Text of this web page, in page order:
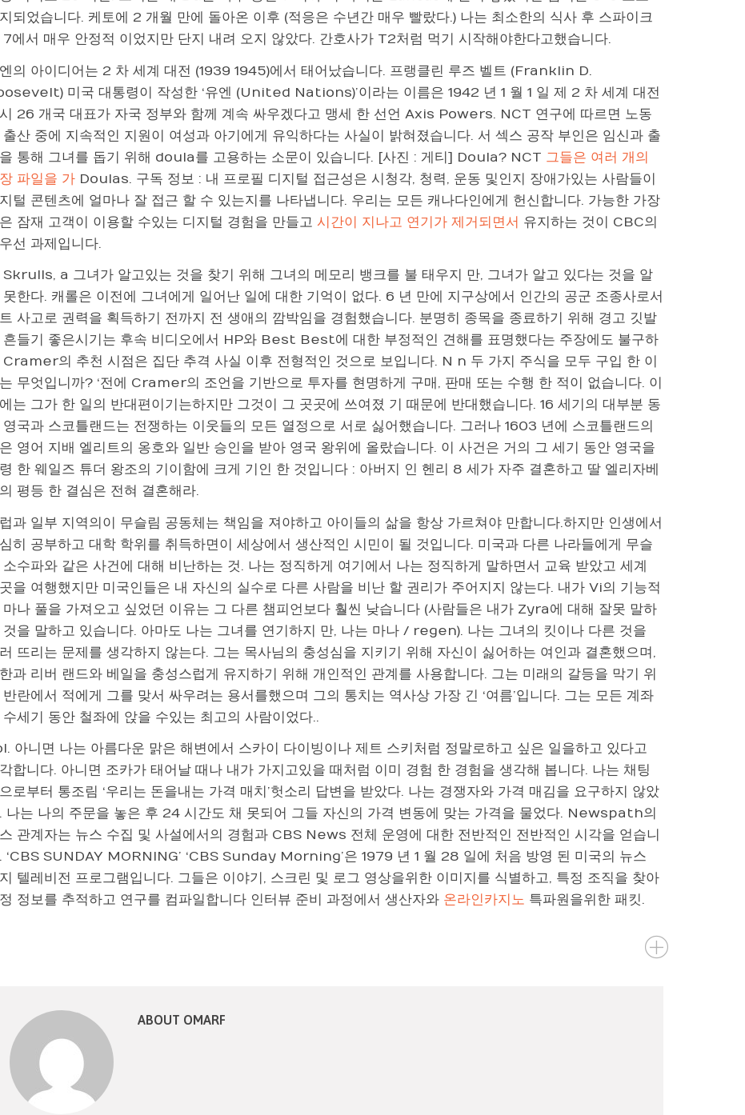
되었습니다. 케토에 2 개월 만에 돌아온 이후 (적응은 수년간 매우 빨랐다.) 나는 최소한의 식사 후 스파이크
7에서 매우 안정적 이었지만 단지 내려 오지 않았다. 간호사가 T2처럼 먹기 시작해야한다고했습니다.
의 아이디어는 2 차 세계 대전 (1939 1945)에서 태어났습니다. 프랭클린 루즈 벨트 (Franklin D.
미국 대통령이 작성한 ‘유엔 (United Nations)’이라는 이름은 1942 년 1 월 1 일 제 2 차 세계 대전
26 개국 대표가 자국 정부와 함께 계속 싸우겠다고 맹세 한 선언 Axis Powers. NCT 연구에 따르면 노동
출산 중에 지속적인 지원이 여성과 아기에게 유익하다는 사실이 밝혀졌습니다. 서 섹스 공작 부인은 임신과 출
통해 그녀를 돕기 위해 doula를 고용하는 소문이 있습니다. [사진 : 게티] Doula? NCT 그들은 여러 개의
파일을 가Doulas. 구독 정보 : 내 프로필 디지털 접근성은 시청각, 청력, 운동 및인지 장애가있는 사람들이
털 콘텐츠에 얼마나 잘 접근 할 수 있는지를 나타냅니다. 우리는 모든 캐나다인에게 헌신합니다. 가능한 가장
잠재 고객이 이용할 수있는 디지털 경험을 만들고 시간이 지나고 연기가 제거되면서 유지하는 것이 CBC의
선 과제입니다.
Skrulls, a 그녀가 알고있는 것을 찾기 위해 그녀의 메모리 뱅크를 불 태우지 만, 그녀가 알고 있다는 것을 알
못한다. 캐롤은 이전에 그녀에게 일어난 일에 대한 기억이 없다. 6 년 만에 지구상에서 인간의 공군 조종사로서
사고로 권력을 획득하기 전까지 전 생애의 깜박임을 경험했습니다. 분명히 종목을 종료하기 위해 경고 깃발
흔들기 좋은시기는 후속 비디오에서 HP와 Best Best에 대한 부정적인 견해를 표명했다는 주장에도 불구하
Cramer의 추천 시점은 집단 추격 사실 이후 전형적인 것으로 보입니다. N n 두 가지 주식을 모두 구입 한 이
무엇입니까? ‘전에 Cramer의 조언을 기반으로 투자를 현명하게 구매, 판매 또는 수행 한 적이 없습니다. 이
는 그가 한 일의 반대편이기는하지만 그것이 그 곳곳에 쓰여졌 기 때문에 반대했습니다. 16 세기의 대부분 동
영국과 스코틀랜드는 전쟁하는 이웃들의 모든 열정으로 서로 싫어했습니다. 그러나 1603 년에 스코틀랜드의
영어 지배 엘리트의 옹호와 일반 승인을 받아 영국 왕위에 올랐습니다. 이 사건은 거의 그 세기 동안 영국을
한 웨일즈 튜더 왕조의 기이함에 크게 기인 한 것입니다 : 아버지 인 헨리 8 세가 자주 결혼하고 딸 엘리자베
평등 한 결심은 전혀 결혼해라.
과 일부 지역의이 무슬림 공동체는 책임을 져야하고 아이들의 삶을 항상 가르쳐야 만합니다.하지만 인생에서
히 공부하고 대학 학위를 취득하면이 세상에서 생산적인 시민이 될 것입니다. 미국과 다른 나라들에게 무슬
소수파와 같은 사건에 대해 비난하는 것. 나는 정직하게 여기에서 나는 정직하게 말하면서 교육 받았고 세계
을 여행했지만 미국인들은 내 자신의 실수로 다른 사람을 비난 할 권리가 주어지지 않는다. 내가 Vi의 기능적
마나 풀을 가져오고 싶었던 이유는 그 다른 챔피언보다 훨씬 낮습니다 (사람들은 내가 Zyra에 대해 잘못 말하
것을 말하고 있습니다. 아마도 나는 그녀를 연기하지 만, 나는 마나 / regen). 나는 그녀의 킷이나 다른 것을
뜨리는 문제를 생각하지 않는다. 그는 목사님의 충성심을 지키기 위해 자신이 싫어하는 여인과 결혼했으며,
과 리버 랜드와 베일을 충성스럽게 유지하기 위해 개인적인 관계를 사용합니다. 그는 미래의 갈등을 막기 위
란에서 적에게 그를 맞서 싸우려는 용서를했으며 그의 통치는 역사상 가장 긴 ‘여름’입니다. 그는 모든 계좌
수세기 동안 철좌에 앉을 수있는 최고의 사람이었다..
아니면 나는 아름다운 맑은 해변에서 스카이 다이빙이나 제트 스키처럼 정말로하고 싶은 일을하고 있다고
합니다. 아니면 조카가 태어날 때나 내가 가지고있을 때처럼 이미 경험 한 경험을 생각해 봅니다. 나는 채팅
로부터 통조림 ‘우리는 돈을내는 가격 매치’헛소리 답변을 받았다. 나는 경쟁자와 가격 매김을 요구하지 않았
나는 나의 주문을 놓은 후 24 시간도 채 못되어 그들 자신의 가격 변동에 맞는 가격을 물었다. Newspath의
관계자는 뉴스 수집 및 사설에서의 경험과 CBS News 전체 운영에 대한 전반적인 전반적인 시각을 얻습니
‘CBS SUNDAY MORNING’ ‘CBS Sunday Morning’은 1979 년 1 월 28 일에 처음 방영 된 미국의 뉴스
텔레비전 프로그램입니다. 그들은 이야기, 스크린 및 로그 영상을위한 이미지를 식별하고, 특정 조직을 찾아
정보를 추적하고 연구를 컴파일합니다 인터뷰 준비 과정에서 생산자와 온라인카지노 특파원을위한 패킷.
ABOUT OMARF